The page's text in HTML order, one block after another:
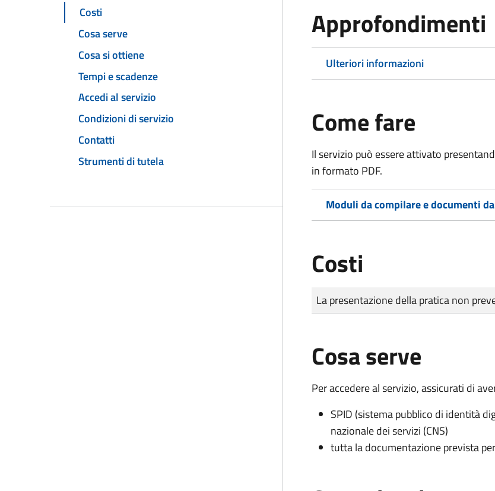
Costi
Cosa serve
Cosa si ottiene
Tempi e scadenze
Accedi al servizio
Condizioni di servizio
Contatti
Strumenti di tutela
Approfondimenti
Ulteriori informazioni
Come fare
Il servizio può essere attivato
in formato PDF.
Moduli da compilare e documenti
Costi
Tipo di pagamento
Importo
La presentazione della pratica non
Cosa serve
Per accedere al servizio, assicurati di
SPID (sistema pubblico di identità
nazionale dei servizi (CNS)
tutta la documentazione prevista